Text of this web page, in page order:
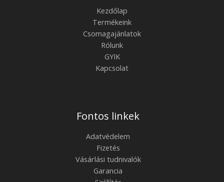
Kezdőlap
Termékeink
Csomagajánlatok
Rólunk
GYIK
Kapcsolat
Fontos linkek
Adatvédelem
Fizetés
Vásárlási tudnivalók
Garancia